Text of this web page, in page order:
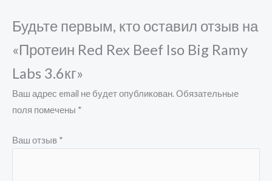
Будьте первым, кто оставил отзыв на
«Протеин Red Rex Beef Iso Big Ramy
Labs 3.6кг»
Ваш адрес email не будет опубликован.Обязательные
поля помечены *
Ваш отзыв *